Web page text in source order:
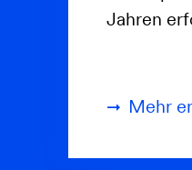
Jahren
Mehr